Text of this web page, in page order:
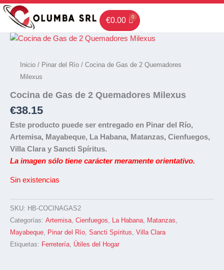
Ir
contenido
€0.00
Inicio / Pinar del Río / Cocina de Gas de 2 Quemadores
Milexus
Cocina de Gas de 2 Quemadores Milexus
€38.15
Este producto puede ser entregado en Pinar del Río,
Artemisa, Mayabeque, La Habana, Matanzas, Cienfuegos,
Villa Clara y Sancti Spíritus.
La imagen sólo tiene carácter meramente orientativo.
Sin existencias
SKU: HB-COCINAGAS2
Categorías: Artemisa, Cienfuegos, La Habana, Matanzas,
Mayabeque, Pinar del Río, Sancti Spíritus, Villa Clara
Etiquetas: Ferretería, Útiles del Hogar